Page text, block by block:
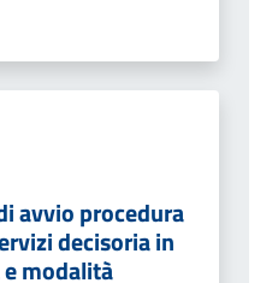
avvio procedura
decisoria in
modalità